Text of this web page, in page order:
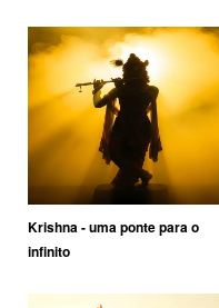
Krishna - uma ponte para o
infinito